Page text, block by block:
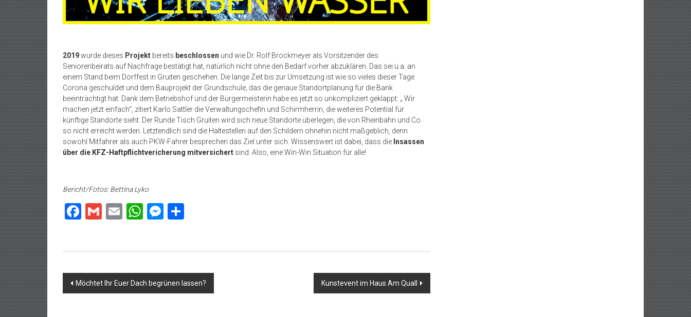
2019wurde dieses Projekt bereits beschlossen und wie Dr. Rolf Brockmeyer als Vorsitzender des
Seniorenbeirats auf Nachfrage bestätigt hat, natürlich nicht ohne den Bedarf vorher abzuklären. Das sei u.a. an
einem Stand beim Dorffest in Gruiten geschehen. Die lange Zeit bis zur Umsetzung ist wie so vieles dieser Tage
Corona geschuldet und dem Bauprojekt der Grundschule, das die genaue Standortplanung für die Bank
beeinträchtigt hat. Dank dem Betriebshof und der Bürgermeisterin habe es jetzt so unkompliziert geklappt: „ Wir
machen jetzt einfach“, zitiert Karlo Sattler die Verwaltungschefin und Schirmherrin, die weiteres Potential für
künftige Standorte sieht. Der Runde Tisch Gruiten wird sich neue Standorte überlegen, die von Rheinbahn und Co.
so nicht erreicht werden. Letztendlich sind die Haltestellen auf den Schildern ohnehin nicht maßgeblich, denn
sowohl Mitfahrer als auch PKW-Fahrer besprechen das Ziel unter sich. Wissenswert ist dabei, dass die Insassen
über die KFZ-Haftpflichtvericherung mitversichert sind. Also, eine Win-Win Situation für alle!
Bericht/Fotos: Bettina Lyko
Facebook
GmailEmailWhatsApp
Messenger
Beitragsnavigation
Möchtet Ihr Euer Dach begrünen lassen? Kunstevent im Haus Am Quall